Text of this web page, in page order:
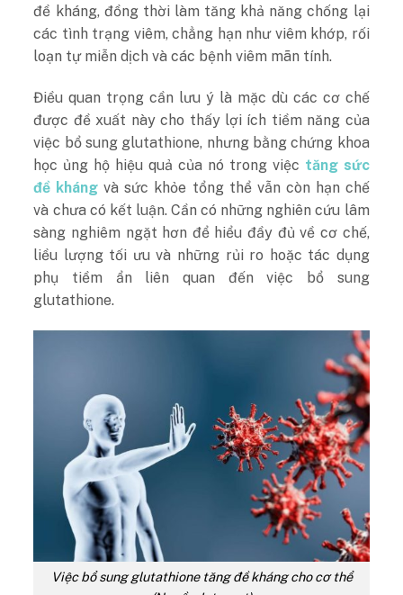
đề kháng, đồng thời làm tăng khả năng chống lại
các tình trạng viêm, chẳng hạn như viêm khớp, rối
loạn tự miễn dịch và các bệnh viêm mãn tính.
Điều quan trọng cần lưu ý là mặc dù các cơ chế
được đề xuất này cho thấy lợi ích tiềm năng của
việc bổ sung glutathione, nhưng bằng chứng khoa
học ủng hộ hiệu quả của nó trong việc tăng sức
đề kháng và sức khỏe tổng thể vẫn còn hạn chế
và chưa có kết luận. Cần có những nghiên cứu lâm
sàng nghiêm ngặt hơn để hiểu đầy đủ về cơ chế,
liều lượng tối ưu và những rủi ro hoặc tác dụng
phụ tiềm ẩn liên quan đến việc bổ sung
glutathione.
Việc bổ sung glutathione tăng đề kháng cho cơ thể